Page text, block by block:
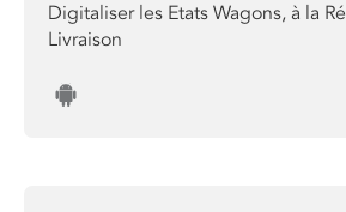
Digitaliser les Etats Wagons, à la
Livraison